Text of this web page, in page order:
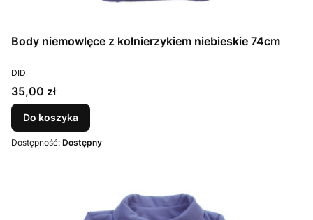
Body niemowlęce z kołnierzykiem niebieskie 74cm
PRODUCENT
DID
Cena
35,00 zł
Do koszyka
Dostępność: Dostępny